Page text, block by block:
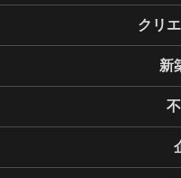
クリ
新